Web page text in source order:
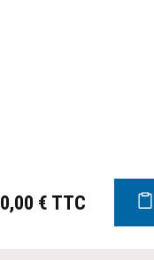
0,00 € TTC